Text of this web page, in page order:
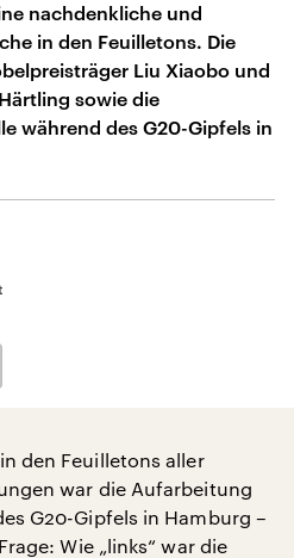
nachdenkliche und
in den Feuilletons. Die
Liu Xiaobo und
sowie die
während des G20-Gipfels in
den Feuilletons aller
war die Aufarbeitung
G20-Gipfels in Hamburg –
Wie „links“ war die